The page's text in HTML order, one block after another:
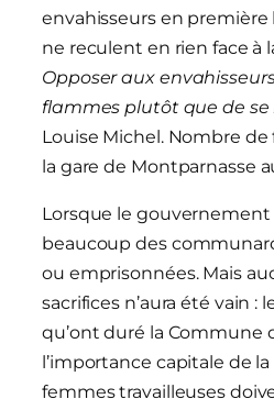
envahisseurs en
ne reculent en rien face à
Opposer aux
flammes plutôt que de se
Louise Michel. Nombre
la gare de Montparnasse
Lorsque le gouvernement
beaucoup des
ou emprisonnées. Mais
sacrifices n’aura été vain :
qu’ont duré la Commune
l’importance capitale de
femmes travailleuses